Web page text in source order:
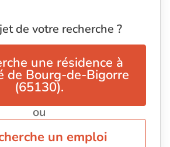
de votre recherche ?
une résidence à
de Bourg-de-Bigorre
(65130).
ou
un emploi